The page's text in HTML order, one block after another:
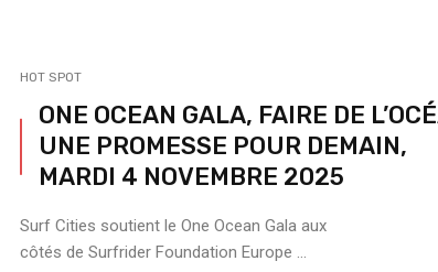
HOT SPOT
ONE OCEAN GALA, FAIRE DE
UNE PROMESSE POUR DEMAIN,
MARDI 4 NOVEMBRE 2025
Surf Cities soutient le One Ocean Gala aux
côtés de Surfrider Foundation Europe ...